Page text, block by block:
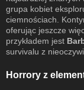
grupa kobiet
ciemnościach.
oferując jeszcze
przykładem jest
survivalu z
Horrory z